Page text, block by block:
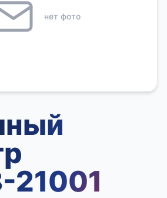
нет фото
21001